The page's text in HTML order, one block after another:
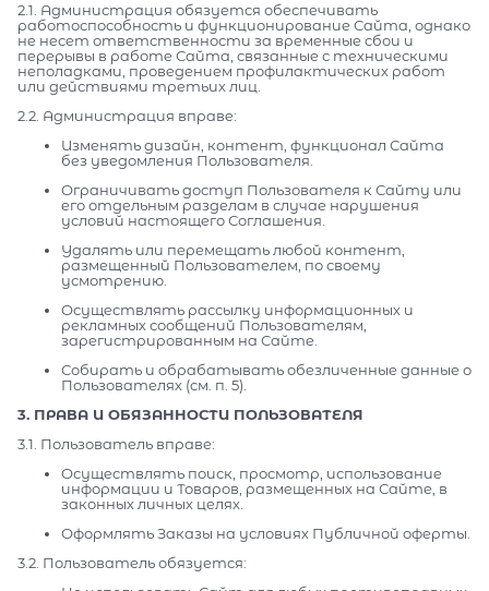
2.1. Администрация обязуется обеспечивать
работоспособность и функционирование Сайта, однако
не несет ответственности за временные сбои и
перерывы в работе Сайта, связанные с техническими
неполадками, проведением профилактических работ
или действиями третьих лиц.
2.2. Администрация вправе:
Изменять дизайн, контент, функционал Сайта
без уведомления Пользователя.
Ограничивать доступ Пользователя к Сайту или
его отдельным разделам в случае нарушения
условий настоящего Соглашения.
Удалять или перемещать любой контент,
размещенный Пользователем, по своему
усмотрению.
Осуществлять рассылку информационных и
рекламных сообщений Пользователям,
зарегистрированным на Сайте.
Собирать и обрабатывать обезличенные данные о
Пользователях (см. п. 5).
3. ПРАВА И ОБЯЗАННОСТИ ПОЛЬЗОВАТЕЛЯ
3.1. Пользователь вправе:
Осуществлять поиск, просмотр, использование
информации и Товаров, размещенных на Сайте, в
законных личных целях.
Оформлять Заказы на условиях Публичной оферты.
3.2. Пользователь обязуется: